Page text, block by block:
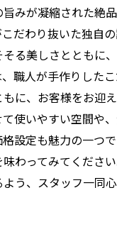
みが凝縮された絶
だわり抜いた独自
る美しさとともに
職人が手作りした
に、お客様をお迎
使いやすい空間や
設定も魅力の一つ
わってみてくださ
う、スタッフ一同